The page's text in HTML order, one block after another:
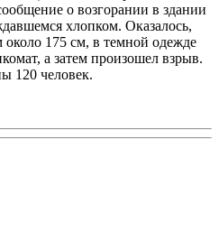
о возгорании в здании
хлопком. Оказалось,
около 175 см, в темной одежде
а затем произошел взрыв.
120 человек.